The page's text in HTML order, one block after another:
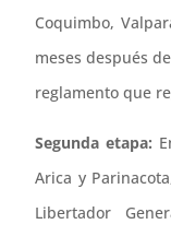
Coquimbo,
meses después
reglamento que
Segunda etapa:
Arica y
Libertador